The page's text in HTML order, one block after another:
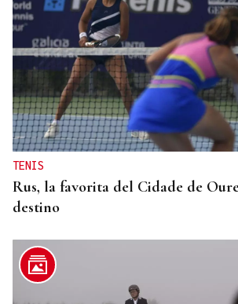
TENIS
Rus, la favorita del Cidade de
destino